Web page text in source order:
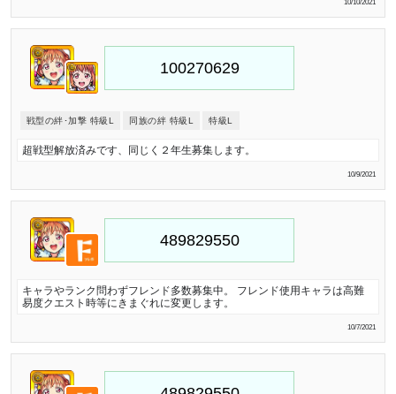
10/10/2021
戦型の絆･加撃 特級L 同族の絆 特級L 特級L
超戦型解放済みです、同じく２年生募集します。
10/9/2021
キャラやランク問わずフレンド多数募集中。 フレンド使用キャラは高難
易度クエスト時等にきまぐれに変更します。
10/7/2021